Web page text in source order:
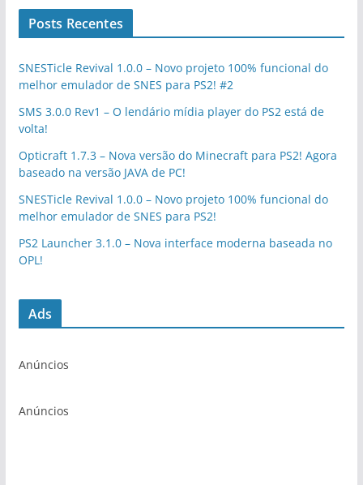
Posts Recentes
SNESTicle Revival 1.0.0 – Novo projeto 100% funcional do
melhor emulador de SNES para PS2! #2
SMS 3.0.0 Rev1 – O lendário mídia player do PS2 está de
volta!
Opticraft 1.7.3 – Nova versão do Minecraft para PS2! Agora
baseado na versão JAVA de PC!
SNESTicle Revival 1.0.0 – Novo projeto 100% funcional do
melhor emulador de SNES para PS2!
PS2 Launcher 3.1.0 – Nova interface moderna baseada no
OPL!
Ads
Anúncios
Anúncios